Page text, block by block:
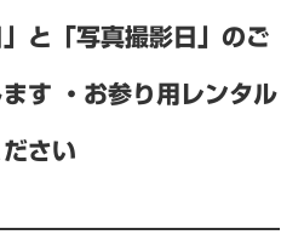
と「写真撮影日」のご
す ・お参り用レンタル
さい